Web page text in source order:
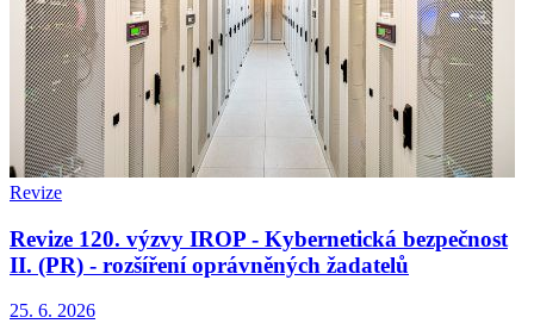
Revize
Revize 120. výzvy IROP - Kybernetická bezpečnost
II. (PR) - rozšíření oprávněných žadatelů
25. 6. 2026